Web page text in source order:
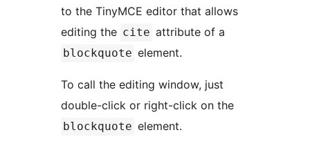
to the TinyMCE editor that allows
editing the cite attribute of a
blockquote element.
To call the editing window, just
double-click or right-click on the
blockquote element.